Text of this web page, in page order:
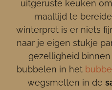
uitgeruste keuken
maaltijd te
winterpret is er niets
naar je eigen stukje
gezelligheid binnen
bubbelen in het
wegsmelten in de